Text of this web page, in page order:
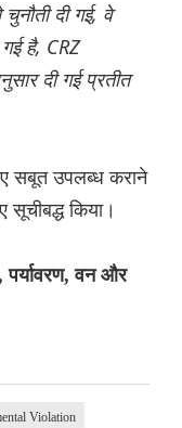
दी गई, वे
है, CRZ
दी गई प्रतीत
सबूत उपलब्ध कराने
किया।
वन और
Violation